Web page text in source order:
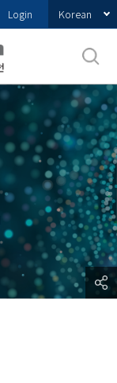
Login Korean